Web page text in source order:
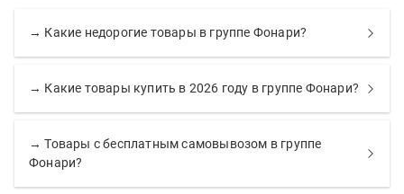
→ Какие недорогие товары в группе Фонари?
→ Какие товары купить в 2026 году в группе Фонари?
→ Товары с бесплатным самовывозом в группе
Фонари?